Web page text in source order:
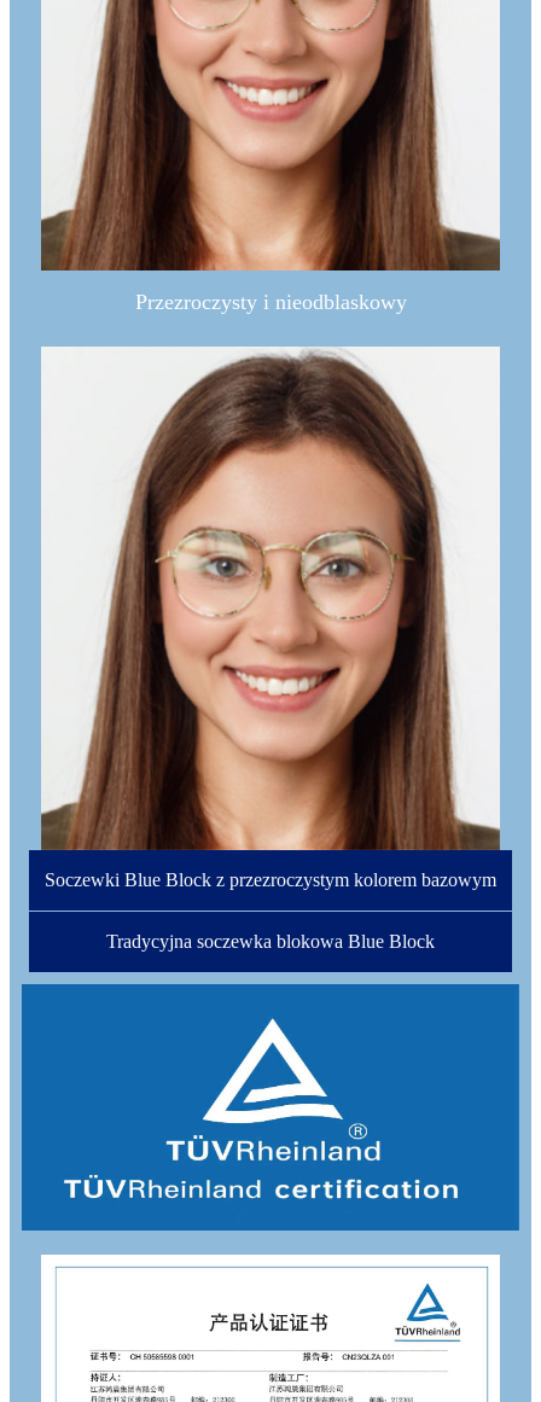
Przezroczysty i nieodblaskowy
Soczewki Blue Block z przezroczystym kolorem bazowym
Tradycyjna soczewka blokowa Blue Block